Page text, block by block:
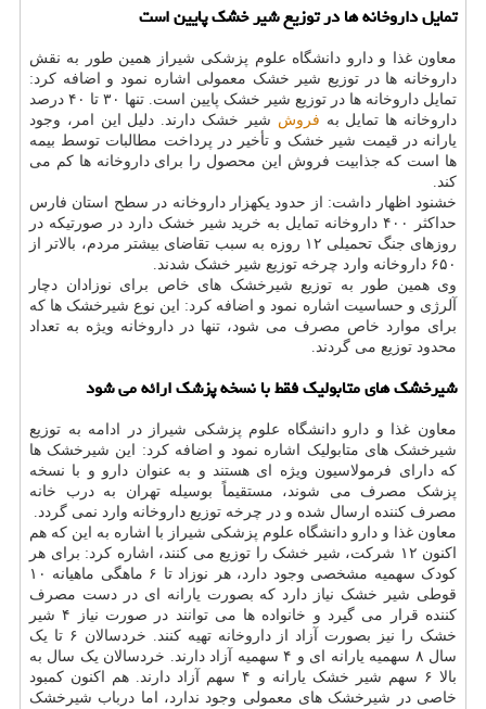
تمایل داروخانه ها در توزیع شیر خشک پایین است
معاون غذا و دارو دانشگاه علوم پزشکی شیراز همین طور به نقش
داروخانه ها در توزیع شیر خشک معمولی اشاره نمود و اضافه کرد:
تمایل داروخانه ها در توزیع شیر خشک پایین است. تنها ۳۰ تا ۴۰ درصد
داروخانه ها تمایل به فروش شیر خشک دارند. دلیل این امر، وجود
یارانه در قیمت شیر خشک و تأخیر در پرداخت مطالبات توسط بیمه
ها است که جذابیت فروش این محصول را برای داروخانه ها کم می
کند.
خشنود اظهار داشت: از حدود یکهزار داروخانه در سطح استان فارس
حداکثر ۴۰۰ داروخانه تمایل به خرید شیر خشک دارد در صورتیکه در
روزهای جنگ تحمیلی ۱۲ روزه به سبب تقاضای بیشتر مردم، بالاتر از
۶۵۰ داروخانه وارد چرخه توزیع شیر خشک شدند.
وی همین طور به توزیع شیرخشک های خاص برای نوزادان دچار
آلرژی و حساسیت اشاره نمود و اضافه کرد: این نوع شیرخشک ها که
برای موارد خاص مصرف می شود، تنها در داروخانه ویژه به تعداد
محدود توزیع می گردند.
شیرخشک های متابولیک فقط با نسخه پزشک ارائه می شود
معاون غذا و دارو دانشگاه علوم پزشکی شیراز در ادامه به توزیع
شیرخشک های متابولیک اشاره نمود و اضافه کرد: این شیرخشک ها
که دارای فرمولاسیون ویژه ای هستند و به عنوان دارو و با نسخه
پزشک مصرف می شوند، مستقیماً بوسیله تهران به درب خانه
مصرف کننده ارسال شده و در چرخه توزیع داروخانه وارد نمی گردد.
معاون غذا و دارو دانشگاه علوم پزشکی شیراز با اشاره به این که هم
اکنون ۱۲ شرکت، شیر خشک را توزیع می کنند، اشاره کرد: برای هر
کودک سهمیه مشخصی وجود دارد، هر نوزاد تا ۶ ماهگی ماهیانه ۱۰
قوطی شیر خشک نیاز دارد که بصورت یارانه ای در دست مصرف
کننده قرار می گیرد و خانواده ها می توانند در صورت نیاز ۴ شیر
خشک را نیز بصورت آزاد از داروخانه تهیه کنند. خردسالان ۶ تا یک
سال ۸ سهمیه یارانه ای و ۴ سهمیه آزاد دارند. خردسالان یک سال به
بالا ۶ سهم شیر خشک یارانه و ۴ سهم آزاد دارند. هم اکنون کمبود
خاصی در شیرخشک های معمولی وجود ندارد، اما درباب شیرخشک